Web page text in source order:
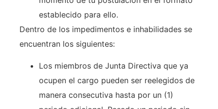
establecido para ello.
Dentro de los impedimentos e inhabilidades se
encuentran los siguientes:
Los miembros de Junta Directiva que ya
ocupen el cargo pueden ser reelegidos de
manera consecutiva hasta por un (1)